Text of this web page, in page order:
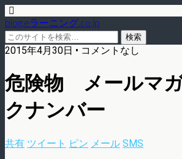
blog.eラーニング.co.jp
2015年4月30日 • コメントなし
危険物 メールマ
クナンバー
共有 ツイート ピン メール SMS